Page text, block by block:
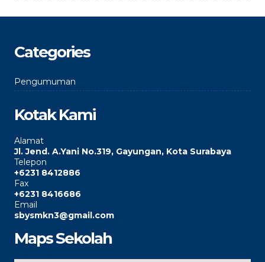
Categories
Pengumuman
Kotak Kami
Alamat
Jl. Jend. A.Yani No.319, Gayungan, Kota Surabaya
Telepon
+6231 8412886
Fax
+6231 8416686
Email
sbysmkn3@gmail.com
Maps Sekolah